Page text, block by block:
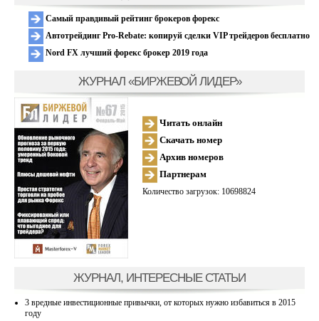
Самый правдивый рейтинг брокеров форекс
Автотрейдинг Pro-Rebate: копируй сделки VIP трейдеров бесплатно
Nord FX лучший форекс брокер 2019 года
ЖУРНАЛ «БИРЖЕВОЙ ЛИДЕР»
Читать онлайн
Скачать номер
Архив номеров
Партнерам
Количество загрузок: 10698824
ЖУРНАЛ, ИНТЕРЕСНЫЕ СТАТЬИ
3 вредные инвестиционные привычки, от которых нужно избавиться в 2015
году